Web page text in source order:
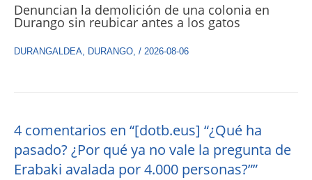
Denuncian la demolición de una colonia en
Durango sin reubicar antes a los gatos
DURANGALDEA, DURANGO, / 2026-08-06
4 comentarios en “[dotb.eus] “¿Qué ha
pasado? ¿Por qué ya no vale la pregunta de
Erabaki avalada por 4.000 personas?””